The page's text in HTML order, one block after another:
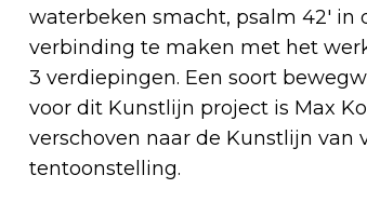
waterbeken smacht, psalm 42' in
verbinding te maken met het
3 verdiepingen. Een soort
voor dit Kunstlijn project is Max
verschoven naar de Kunstlijn van
tentoonstelling.